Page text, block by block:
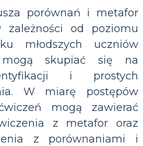
porównań i metafor
od poziomu
młodszych uczniów
skupiać się na
i prostych
W miarę postępów
mogą zawierać
z metafor oraz
z porównaniami i